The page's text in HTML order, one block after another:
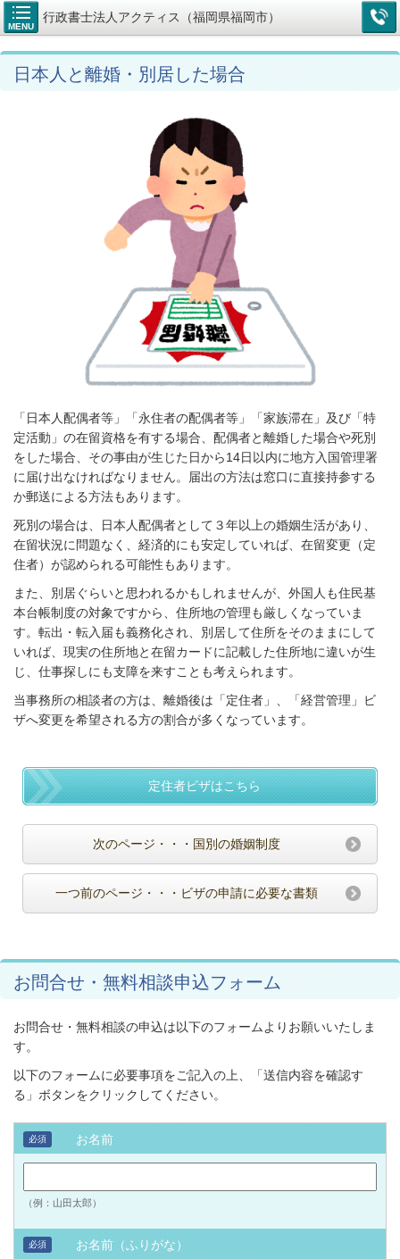
MENU
行政書士法人アクティス（福岡県福岡市）
日本人と離婚・別居した場合
「日本人配偶者等」「永住者の配偶者等」「家族滞在」及び「特
定活動」の在留資格を有する場合、配偶者と離婚した場合や死別
をした場合、その事由が生じた日から14日以内に地方入国管理署
に届け出なければなりません。届出の方法は窓口に直接持参する
か郵送による方法もあります。
死別の場合は、日本人配偶者として３年以上の婚姻生活があり、
在留状況に問題なく、経済的にも安定していれば、在留変更（定
住者）が認められる可能性もあります。
また、別居ぐらいと思われるかもしれませんが、外国人も住民基
本台帳制度の対象ですから、住所地の管理も厳しくなっていま
す。転出・転入届も義務化され、別居して住所をそのままにして
いれば、現実の住所地と在留カードに記載した住所地に違いが生
じ、仕事探しにも支障を来すことも考えられます。
当事務所の相談者の方は、離婚後は「定住者」、「経営管理」ビ
ザへ変更を希望される方の割合が多くなっています。
定住者ビザはこちら
次のページ・・・国別の婚姻制度
一つ前のページ・・・ビザの申請に必要な書類
お問合せ・無料相談申込フォーム
お問合せ・無料相談の申込は以下のフォームよりお願いいたしま
す。
以下のフォームに必要事項をご記入の上、「送信内容を確認す
る」ボタンをクリックしてください。
お名前
必須
（例：山田太郎）
お名前（ふりがな）
必須